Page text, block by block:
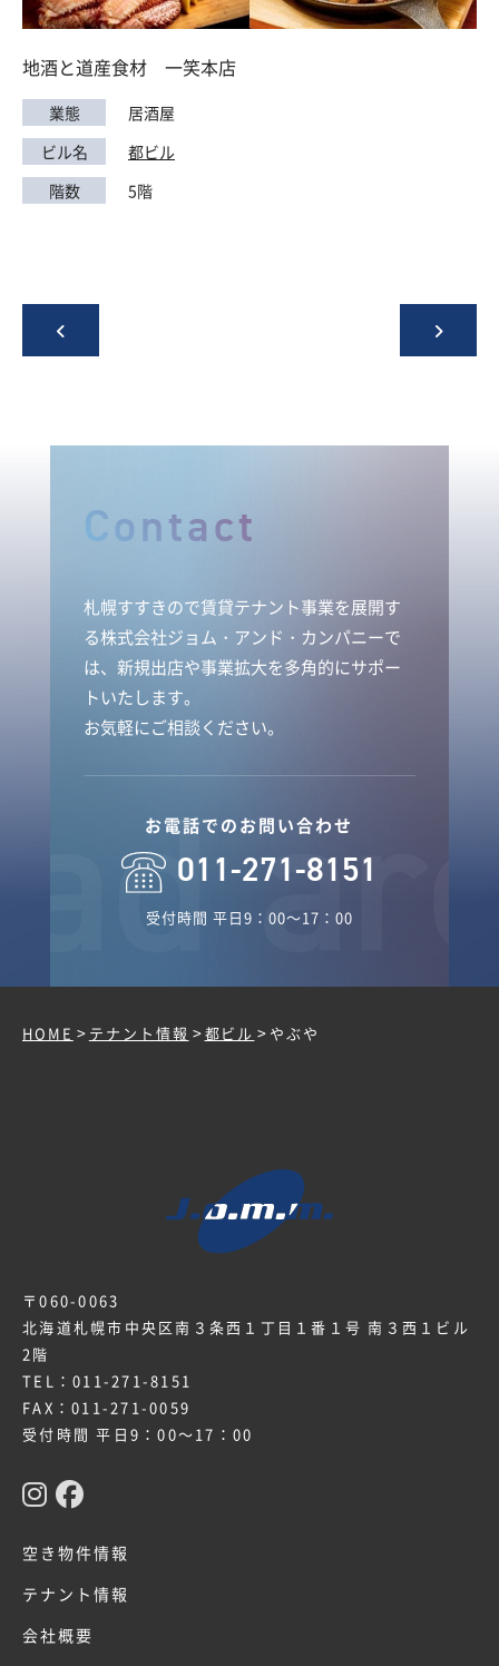
地酒と道産食材 一笑本店
業態
居酒屋
ビル名
都ビル
階数
5階
Contact
札幌すすきので賃貸テナント事業を展開す
る株式会社ジョム・アンド・カンパニーで
は、新規出店や事業拡大を多角的にサポー
トいたします。
お気軽にご相談ください。
お電話でのお問い合わせ
011-271-8151
受付時間 平日9：00～17：00
HOME > テナント情報 >都ビル > やぶや
〒060-0063
北海道札幌市中央区南３条西１丁目１番１号 南３西１ビル
2階
TEL： 011-271-8151
FAX：011-271-0059
受付時間 平日9：00～17：00
空き物件情報
テナント情報
会社概要